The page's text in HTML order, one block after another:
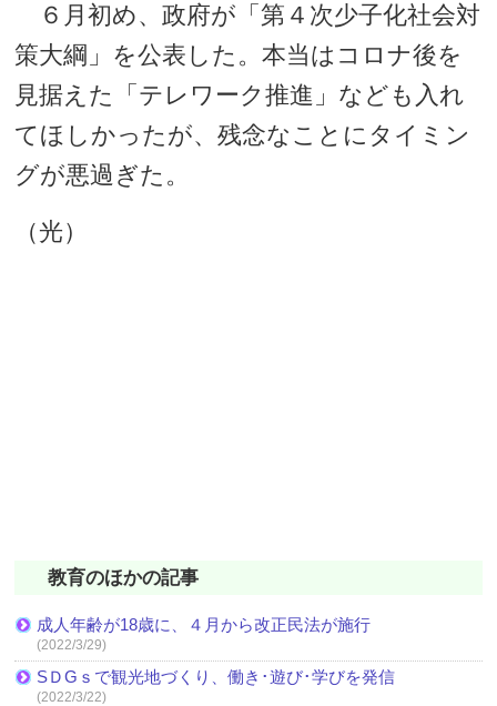
６月初め、政府が「第４次少子化社会対
策大綱」を公表した。本当はコロナ後を
見据えた「テレワーク推進」なども入れ
てほしかったが、残念なことにタイミン
グが悪過ぎた。
（光）
教育のほかの記事
成人年齢が18歳に、４月から改正民法が施行
(2022/3/29)
SＤGｓで観光地づくり、働き･遊び･学びを発信
(2022/3/22)